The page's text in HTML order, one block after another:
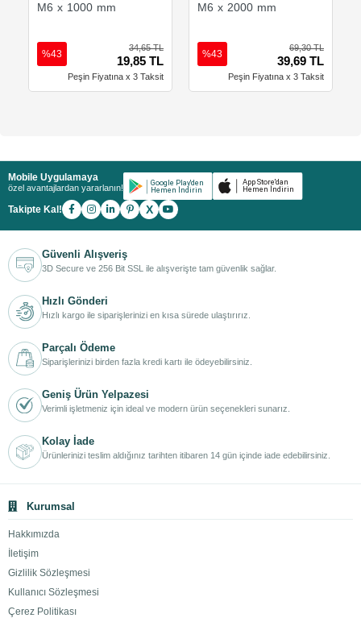
M6 x 1000 mm
34,65 TL
19,85 TL
%43
Peşin Fiyatına x 3 Taksit
M6 x 2000 mm
69,30 TL
39,69 TL
%43
Peşin Fiyatına x 3 Taksit
Mobile Uygulamaya
özel avantajlardan yararlanın!
Takipte Kal! X
Güvenli Alışveriş
3D Secure ve 256 Bit SSL ile alışverişte tam güvenlik sağlar.
Hızlı Gönderi
Hızlı kargo ile siparişlerinizi en kısa sürede ulaştırırız.
Parçalı Ödeme
Siparişlerinizi birden fazla kredi kartı ile ödeyebilirsiniz.
Geniş Ürün Yelpazesi
Verimli işletmeniz için ideal ve modern ürün seçenekleri sunarız.
Kolay İade
Ürünlerinizi teslim aldığınız tarihten itibaren 14 gün içinde iade edebilirsiniz.
Kurumsal
Hakkımızda
İletişim
Gizlilik Sözleşmesi
Kullanıcı Sözleşmesi
Çerez Politikası